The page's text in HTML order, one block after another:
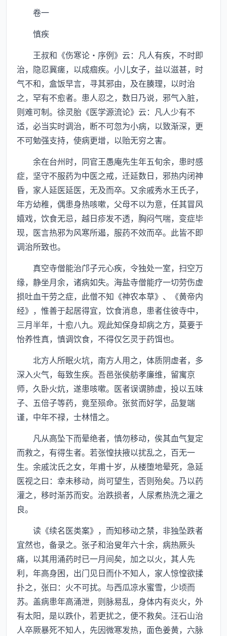
卷一
慎疾
王叔和《伤寒论·序例》云：凡人有疾，不时即
治，隐忍冀瘥，以成痼疾。小儿女子，益以滋甚，时
气不和，盒饭早言，寻其邪由，及在腠理，以时治
之，罕有不愈者。患人忍之，数日乃说，邪气入脏，
则难可制。徐灵胎《医学源流论》云：凡人少有不
适，必当实时调治，断不可忽为小病，以致渐深，更
不可勉强支持，使病更增，以贻无穷之害。
余在台州时，同官王愚庵先生年五旬余，患时感
症，坚守不服药为中医之戒，迁延数日，邪热内闭神
昏，家人延医延医，无及而卒。又余戚秀水王氏子，
年方幼稚，偶患身热咳嗽，父母不以为意，任其冒风
嬉戏，饮食无忌，越日疹发不透，胸闷气喘，变症毕
现，医言热邪为风寒所遏，服药不效而卒。此皆不即
调治所致也。
真空寺僧能治邝子元心疾，令独处一室，扫空万
缘，静坐月余，诸病如失。海盐寺僧能疗一切劳伤虚
损吐血干劳之症，此僧不知《神农本草》、《黄帝内
经》，惟善于起居得宜，饮食消息，患者住彼寺中，
三月半年，十愈八九。观此知保身却病之方，莫要于
怡养性真，慎调饮食，不得仅乞灵于药饵也。
北方人所眠火坑，南方人用之，体质阴虚者，多
深入火气，每致生疾。吾邑张侯舫孝廉维，留寓京
师，久卧火炕，遂患咳嗽。医者误谓肺虚，投以五味
子、五倍子等药，竟至殒命。张贫而好学，品复端
谨，中年不禄，士林惜之。
凡从高坠下而晕绝者，慎勿移动，俟其血气复定
而救之，有得生者。若张惶扶掖以扰乱之，百无一
生。余戚沈氏之女，年甫十岁，从楼堕地晕死，急延
医视之曰：幸未移动，尚可望生，否则殆矣。乃以药
灌之，移时渐苏而安。治跌损者，人尿煮热洗之灌之
良。
读《续名医类案》，而知移动之禁，非独坠跌者
宜然也，备录之。张子和治叟年六十余，病热厥头
痛，以其用涌药时已一月间矣，加之以火，其人先
利，年高身困，出门见日而仆不知人，家人惊惶欲揉
扑之，张曰：火不可扰。与西瓜凉水蜜雪，少顷而
苏。盖病患年高涌泄，则脉易乱，身体内有炎火，外
有太阳，是以跌仆，若更扰之，便不救矣。汪石山治
人卒厥暴死不知人，先因微寒发热，面色姜黄，六脉